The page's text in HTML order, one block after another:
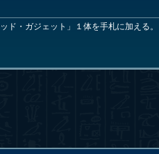
・ガジェット」１体を手札に加える。